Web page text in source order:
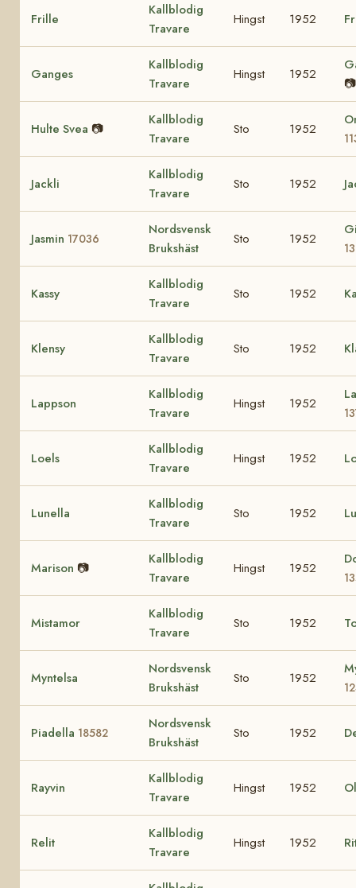
Frille
Kallblodig
Travare
Hingst 1952
Ganges
Kallblodig
Travare
Hingst 1952
📷
Hulte Svea 📷
Kallblodig
Travare
Sto 1952
Jackli
Kallblodig
Travare
Sto 1952
Jasmin 17036
Nordsvensk
Brukshäst
Sto 1952
Kassy
Kallblodig
Travare
Sto 1952
Klensy
Kallblodig
Travare
Sto 1952
Lappson
Kallblodig
Travare
Hingst 1952
Loels
Kallblodig
Travare
Hingst 1952
Lunella
Kallblodig
Travare
Sto 1952
Marison 📷
Kallblodig
Travare
Hingst 1952
Mistamor
Kallblodig
Travare
Sto 1952
Myntelsa
Nordsvensk
Brukshäst
Sto 1952
Piadella 18582
Nordsvensk
Brukshäst
Sto 1952
Rayvin
Kallblodig
Travare
Hingst 1952
Relit
Kallblodig
Travare
Hingst 1952